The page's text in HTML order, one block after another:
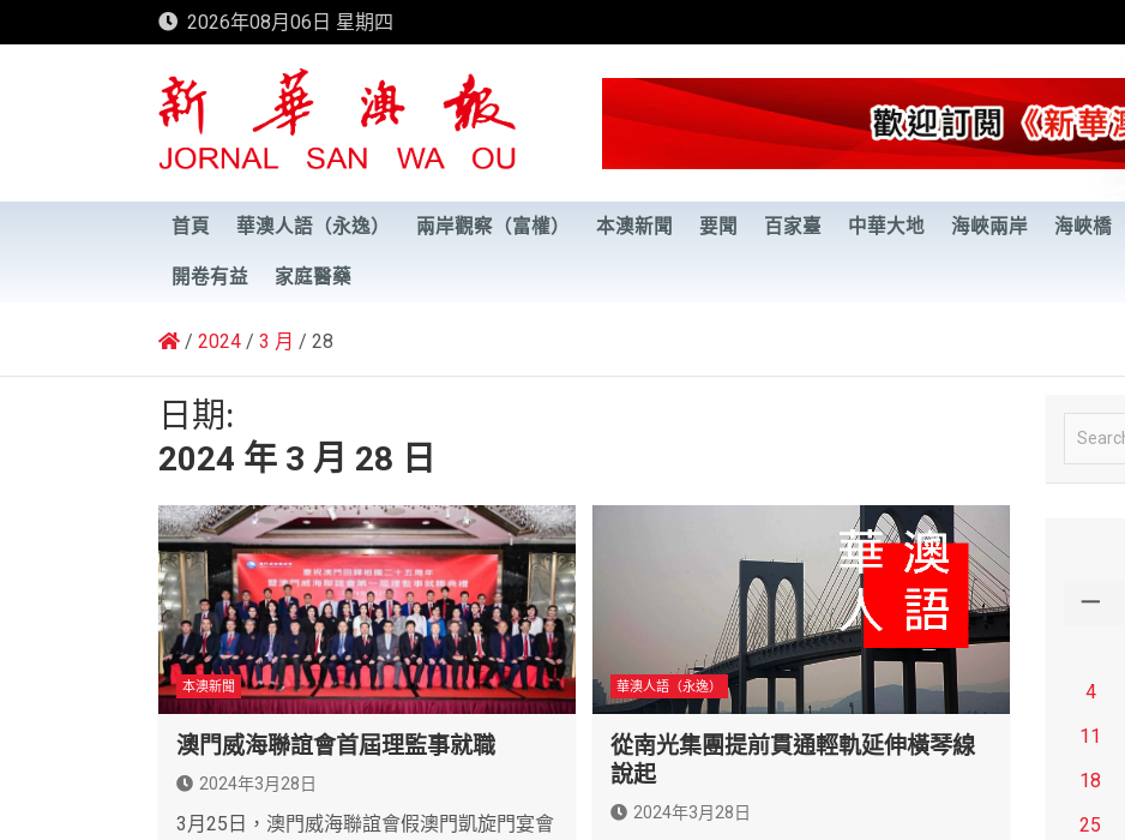
to
2026年08月06日 星期四
新華澳報
首頁 華澳人語（永逸） 兩岸觀察（富權） 本澳新聞 要聞 百家臺 中華大地 海峽兩岸 海峽橋
開卷有益 家庭醫藥
2024 3 月 28
日期:
2024 年 3 月 28 日
本澳新聞
澳門威海聯誼會首屆理監事就職
2024年3月28日
3月25日，澳門威海聯誼會假澳門凱旋門宴會
華澳人語（永逸）
從南光集團提前貫通輕軌延伸橫琴線
說起
2024年3月28日
e
一
4
11
18
25